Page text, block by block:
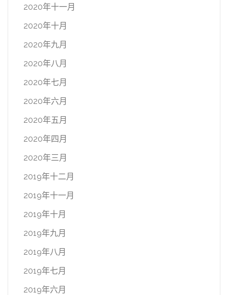
2020年十一月
2020年十月
2020年九月
2020年八月
2020年七月
2020年六月
2020年五月
2020年四月
2020年三月
2019年十二月
2019年十一月
2019年十月
2019年九月
2019年八月
2019年七月
2019年六月